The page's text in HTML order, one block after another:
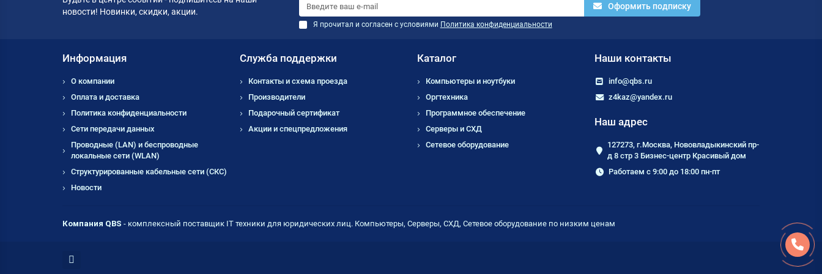
новости! Новинки, скидки, акции.
Оформить подписку
Я прочитал и согласен с условиями Политика конфиденциальности
Информация
О компании
Оплата и доставка
Политика конфиденциальности
Сети передачи данных
Проводные (LAN) и беспроводные
локальные сети (WLAN)
Структурированные кабельные сети (СКС)
Новости
Служба поддержки
Контакты и схема проезда
Производители
Подарочный сертификат
Акции и спецпредложения
Каталог
Компьютеры и ноутбуки
Оргтехника
Программное обеспечение
Серверы и СХД
Сетевое оборудование
Наши контакты
info@qbs.ru
z4kaz@yandex.ru
Наш адрес
127273, г.Москва, Нововладыкинский пр-
д 8 стр 3 Бизнес-центр Красивый дом
Работаем с 9:00 до 18:00 пн-пт
Компания QBS - комплексный поставщик IT техники для юридических лиц. Компьютеры, Серверы, СХД, Сетевое оборудование по низким ценам